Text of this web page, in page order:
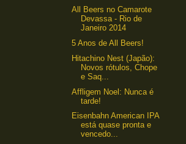
All Beers no Camarote
Devassa - Rio de
Janeiro 2014
5 Anos de All Beers!
Hitachino Nest (Japão):
Novos rótulos, Chope
e Saq...
Affligem Noel: Nunca é
tarde!
Eisenbahn American IPA
está quase pronta e
vencedo...